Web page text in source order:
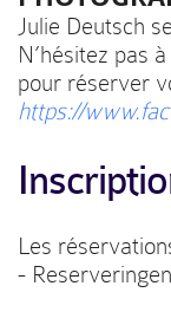
Julie Deutsch
N’hésitez pas
pour réserver
https://
Les
-